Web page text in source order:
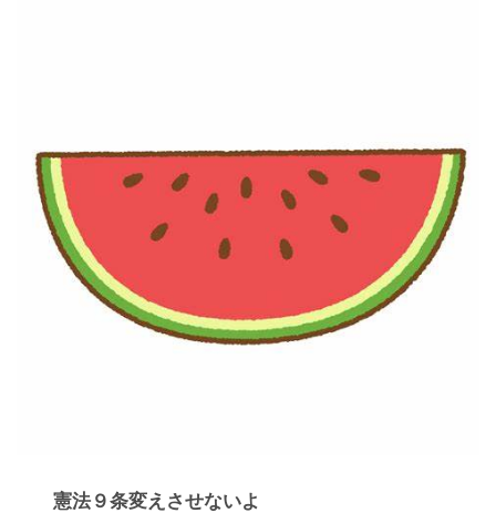
憲法９条変えさせないよ